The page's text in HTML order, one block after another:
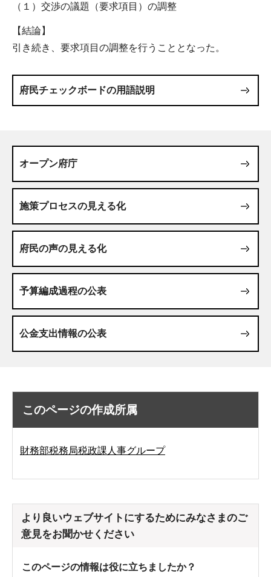
（１）交渉の議題（要求項目）の調整
【結論】
引き続き、要求項目の調整を行うこととなった。
府民チェックボードの用語説明
オープン府庁
施策プロセスの見える化
府民の声の見える化
予算編成過程の公表
公金支出情報の公表
このページの作成所属
財務部税務局税政課人事グループ
より良いウェブサイトにするためにみなさまのご
意見をお聞かせください
このページの情報は役に立ちましたか？